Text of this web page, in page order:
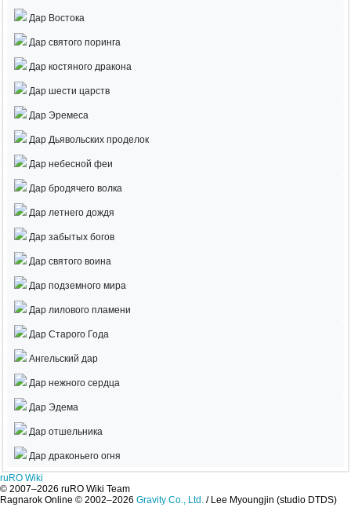
Дар Востока
Дар святого поринга
Дар костяного дракона
Дар шести царств
Дар Эремеса
Дар Дьявольских проделок
Дар небесной феи
Дар бродячего волка
Дар летнего дождя
Дар забытых богов
Дар святого воина
Дар подземного мира
Дар лилового пламени
Дар Старого Года
Ангельский дар
Дар нежного сердца
Дар Эдема
Дар отшельника
Дар драконьего огня
ruRO Wiki
© 2007–2026 ruRO Wiki Team
Ragnarok Online © 2002–2026 Gravity Co., Ltd. /Lee Myoungjin (studio DTDS)